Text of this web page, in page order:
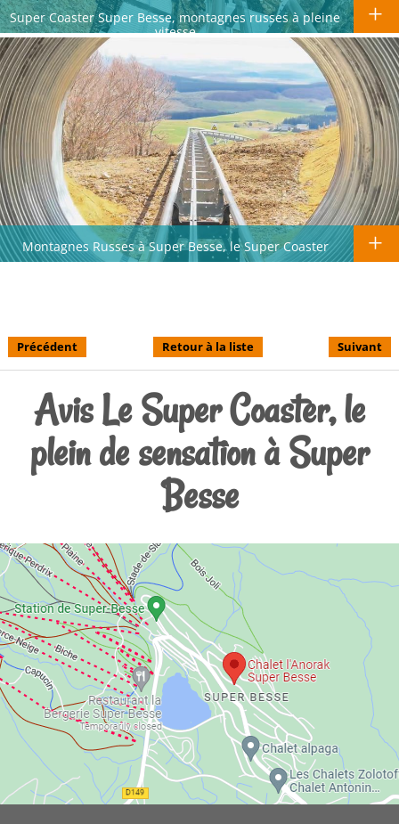
Super Coaster Super Besse, montagnes russes à pleine
vitesse
Montagnes Russes à Super Besse, le Super Coaster
Précédent Retour à la liste Suivant
Avis Le Super Coaster, le
plein de sensation à Super
Besse